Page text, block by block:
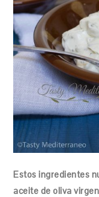
Estos ingredientes
aceite de oliva